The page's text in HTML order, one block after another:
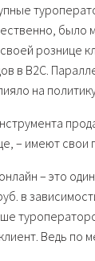
было
рознице
в B2C.
на
– имеют
– это
в
Ведь по